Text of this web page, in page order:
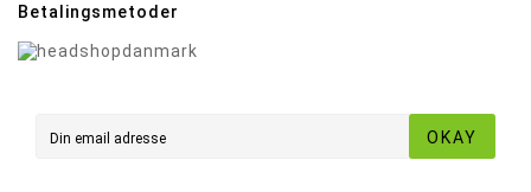
Betalingsmetoder
OKAY